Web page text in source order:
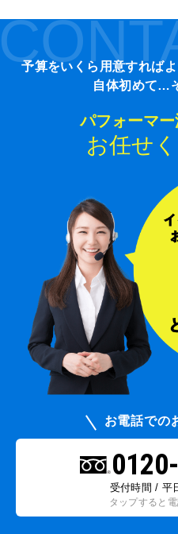
予算をいくら用意すれば
自体初めて…
パフォーマー
お任せ
お電話での
受付時間 / 平
タップすると